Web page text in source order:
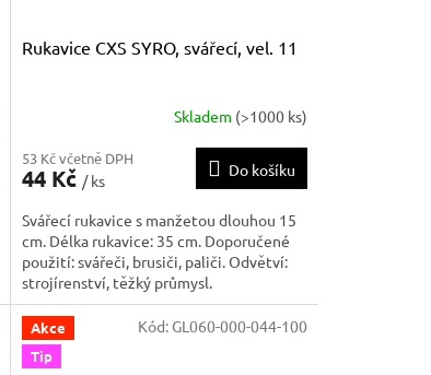
Rukavice CXS SYRO, svářecí, vel. 11
Skladem (>1000 ks)
53 Kč včetně DPH
44 Kč / ks
Do košíku
Svářecí rukavice s manžetou dlouhou 15
cm. Délka rukavice: 35 cm. Doporučené
použití: svářeči, brusiči, paliči. Odvětví:
strojírenství, těžký průmysl.
Akce
Tip
Kód: GL060-000-044-100